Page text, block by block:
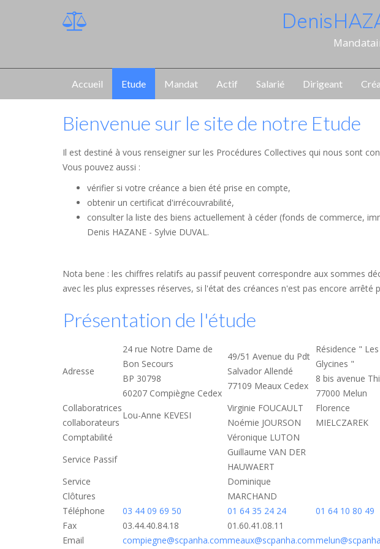
Denis
Accueil Etude Mandat Actif Salarié Dirigeant
Bienvenue sur le site de notre Etude
Il est destiné à vous renseigner sur les Procédures Collectives qui nous sont
Vous pouvez aussi :
vérifier si votre créance a bien été prise en compte,
obtenir un certificat d'irrécouvrabilité,
consulter la liste des biens actuellement à céder (fonds de commerce,
Denis HAZANE - Sylvie DUVAL.
Nota bene : les chiffres relatifs au passif peuvent correspondre aux sommes
avec les plus expresses réserves, si l'état des créances n'est pas encore arrêté
Présentation de l'étude
Adresse
24 rue Notre Dame de
Bon Secours
BP 30798
60207 Compiègne Cedex
49/51 Avenue du Pdt
Salvador Allendé
77109 Meaux Cedex
Résidence " Les
Glycines "
8 bis avenue
77000 Melun
Collaboratrices
collaborateurs
Lou-Anne KEVESI
Virginie FOUCAULT
Noémie JOURSON
Florence
MIELCZAREK
Comptabilité
Véronique LUTON
Service Passif
Guillaume VAN DER
HAUWAERT
Service
Clôtures
Dominique
MARCHAND
Téléphone
03 44 09 69 50 01 64 35 24 24 01 64 10 80 49
Fax
03.44.40.84.18
01.60.41.08.11
Email
compiegne@scpanha.commeaux@scpanha.com